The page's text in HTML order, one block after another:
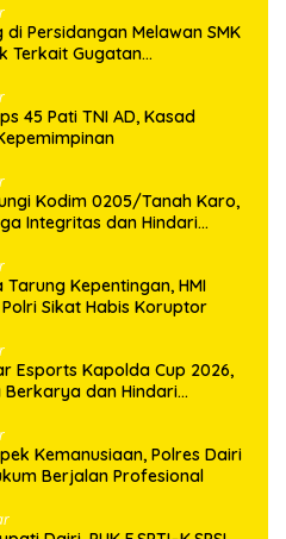
di Persidangan Melawan SMK
Terkait Gugatan
45 Pati TNI AD, Kasad
Kodim 0205/Tanah Karo,
Integritas dan Hindari
Kepentingan, HMI
Sikat Habis Koruptor
Esports Kapolda Cup 2026,
Berkarya dan Hindari
Kemanusiaan, Polres Dairi
Berjalan Profesional